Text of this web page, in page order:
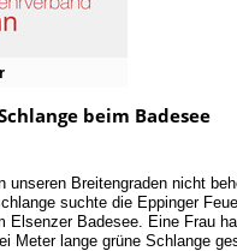
beim Badesee
unseren Breitengraden nicht
suchte die Eppinger
Elsenzer Badesee. Eine Frau
Meter lange grüne Schlange